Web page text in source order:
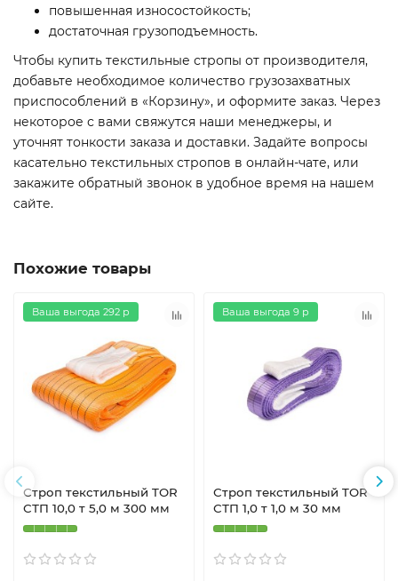
повышенная износостойкость;
достаточная грузоподъемность.
Чтобы купить текстильные стропы от производителя,
добавьте необходимое количество грузозахватных
приспособлений в «Корзину», и оформите заказ. Через
некоторое с вами свяжутся наши менеджеры, и
уточнят тонкости заказа и доставки. Задайте вопросы
касательно текстильных стропов в онлайн-чате, или
закажите обратный звонок в удобное время на нашем
сайте.
Похожие товары
Ваша выгода 292 р
Строп текстильный TOR
СТП 10,0 т 5,0 м 300 мм
Ваша выгода 9 р
Строп текстильный TOR
СТП 1,0 т 1,0 м 30 мм